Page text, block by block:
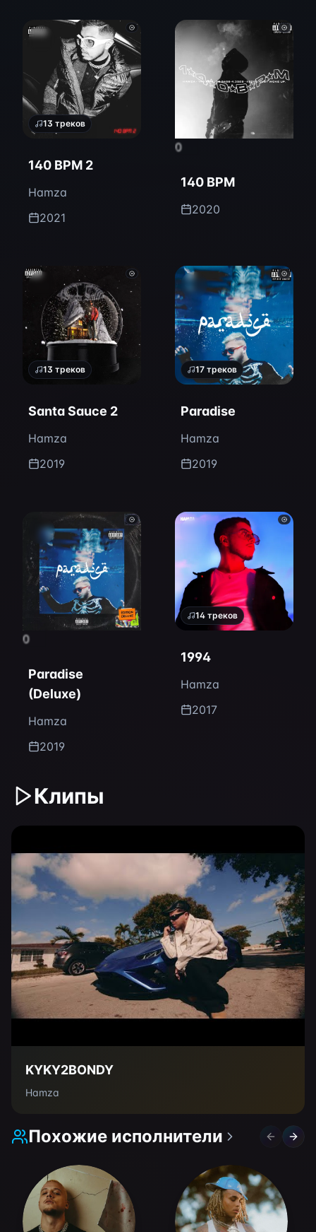
13 треков
140 BPM 2
Hamza
2021
0
140 BPM
2020
13 треков
Santa Sauce 2
Hamza
2019
17 треков
Paradise
Hamza
2019
0
Paradise
(Deluxe)
Hamza
2019
14 треков
1994
Hamza
2017
Клипы
KYKY2BONDY
Hamza
Похожие исполнители Previous